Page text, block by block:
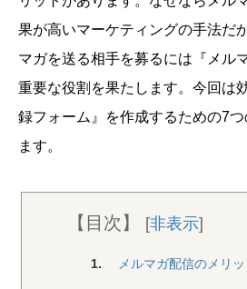
果が高いマーケティングの手法だ
マガを送る相手を募るには『メル
重要な役割を果たします。今回は
録フォーム』を作成するための7
ます。
【目次】 [非表示]
1. メルマガ配信のメリ